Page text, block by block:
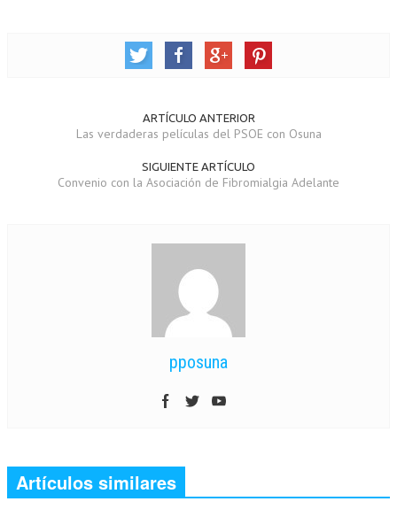
ARTÍCULO ANTERIOR
Las verdaderas películas del PSOE con Osuna
SIGUIENTE ARTÍCULO
Convenio con la Asociación de Fibromialgia Adelante
pposuna
Artículos similares